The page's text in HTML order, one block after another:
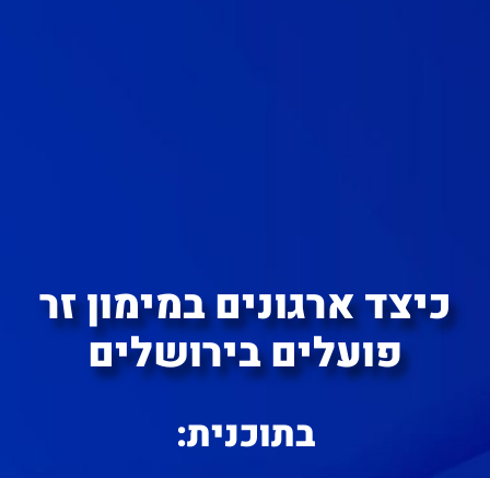
כיצד ארגונים במימון זר
פועלים בירושלים
בתוכנית: